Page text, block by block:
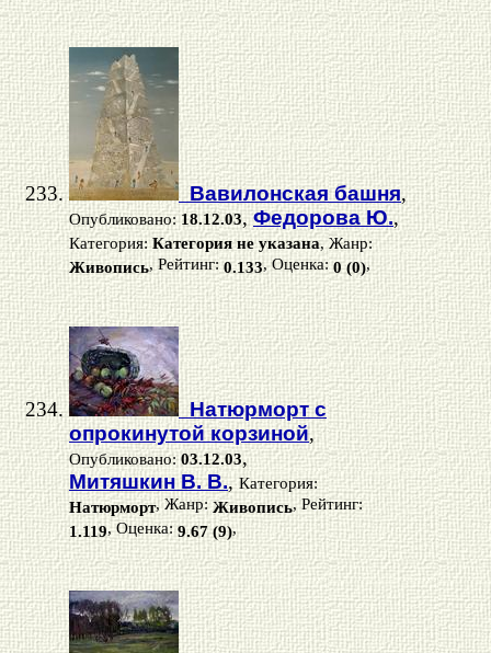
Вавилонская башня,
Опубликовано:18.12.03,Федорова Ю.,
Категория:Категория не указана, Жанр:
Живопись, Рейтинг:0.133, Оценка:0 (0),
Натюрморт с
опрокинутой корзиной,
Опубликовано:03.12.03,
Митяшкин В. В.,Категория:
Натюрморт, Жанр:Живопись, Рейтинг:
1.119, Оценка: 9.67 (9),